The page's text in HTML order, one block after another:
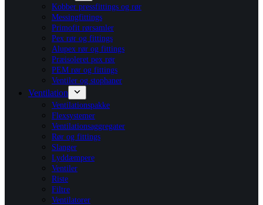
Kobber pressfittings og rør
Messingfittings
Primofit rørsamler
Pex rør og fittings
Alupex rør og fittings
Præisoleret pex rør
PEM rør og fittings
Ventiler og stophaner
Ventilation
Ventilationspakke
Flexsystemer
Ventilationsaggregater
Rør og fittings
Slanger
Lyddæmpere
Ventiler
Riste
Filtre
Ventilatorer